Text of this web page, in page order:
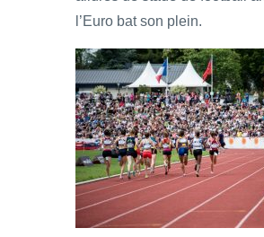
l’Euro bat son plein.